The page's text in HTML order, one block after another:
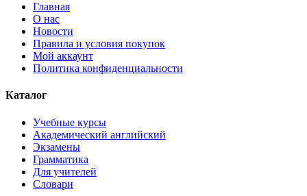
Главная
О нас
Новости
Правила и условия покупок
Мой аккаунт
Политика конфиденциальности
Каталог
Учебные курсы
Академический английский
Экзамены
Грамматика
Для учителей
Словари